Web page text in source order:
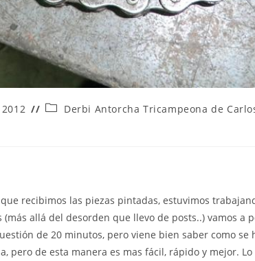
Categoría
Derbi Antorcha Tricampeona de
recibimos las piezas pintadas, estuvimos
allá del desorden que llevo de posts..) vamos a
de 20 minutos, pero viene bien saber como se
pero de esta manera es mas fácil, rápido y mejor.